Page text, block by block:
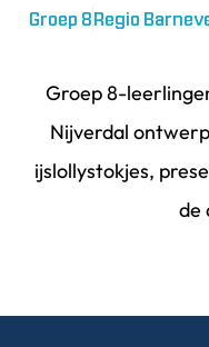
Groep 8Regio
Groep 8-
Nijverdal
ijslollystokjes,
de